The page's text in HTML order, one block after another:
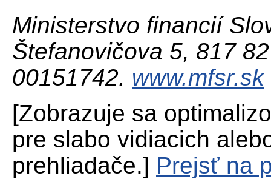
Ministerstvo financií
Štefanovičova 5, 817
00151742. www.mfsr.sk
[Zobrazuje sa
pre slabo vidiacich
prehliadače.] Prejsť na